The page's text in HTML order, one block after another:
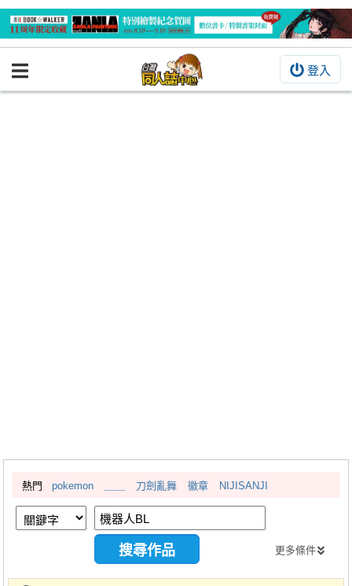
登入
BOOKY書集倉庫
繪圖藝廊
交流中心
攤位轉讓區
會員中心
熱門 pokemon 刀劍亂舞 徽章 NIJISANJI
更多條件